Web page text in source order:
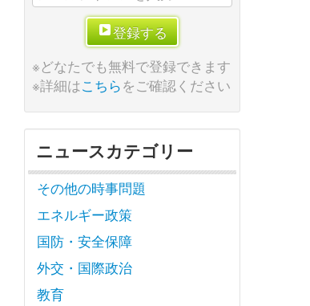
登録する
※どなたでも無料で登録できます
※詳細はこちらをご確認ください
ニュースカテゴリー
その他の時事問題
エネルギー政策
国防・安全保障
外交・国際政治
教育